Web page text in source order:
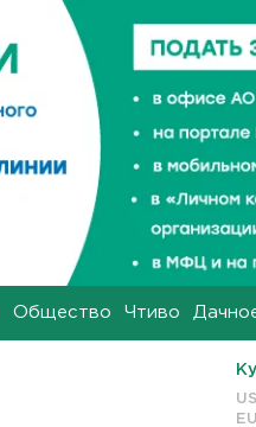
Общество Чтиво